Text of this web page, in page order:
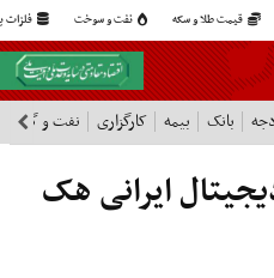
قیمت طلا و سکه نفت و سوخت فلزات
بانک بیمه کارگزاری نفت و گاز
ایرانی هک